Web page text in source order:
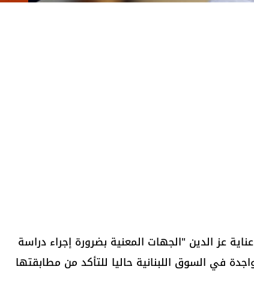
عز الدين "الجهات المعنية بضرورة إجراء دراسة
في السوق اللبنانية حاليا للتأكد من مطابقتها